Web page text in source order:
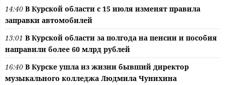
14:40 В Курской области с 15 июля изменят правила
заправки автомобилей
13:01 В Курской области за полгода на пенсии и пособия
направили более 60 млрд рублей
16:40 В Курске ушла из жизни бывший директор
музыкального колледжа Людмила Чунихина